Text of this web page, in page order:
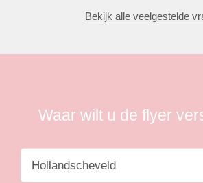
Bekijk alle veelgestelde
Waar wilt u de flyer